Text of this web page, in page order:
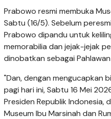
Prabowo resmi membuka
Sabtu (16/5). Sebelum
Prabowo dipandu untuk
memorabilia dan jejak-jejak
dinobatkan sebagai Pahlawan
"Dan, dengan mengucapkan
pagi hari ini, Sabtu 16 Mei
Presiden Republik Indonesia,
Museum Ibu Marsinah dan